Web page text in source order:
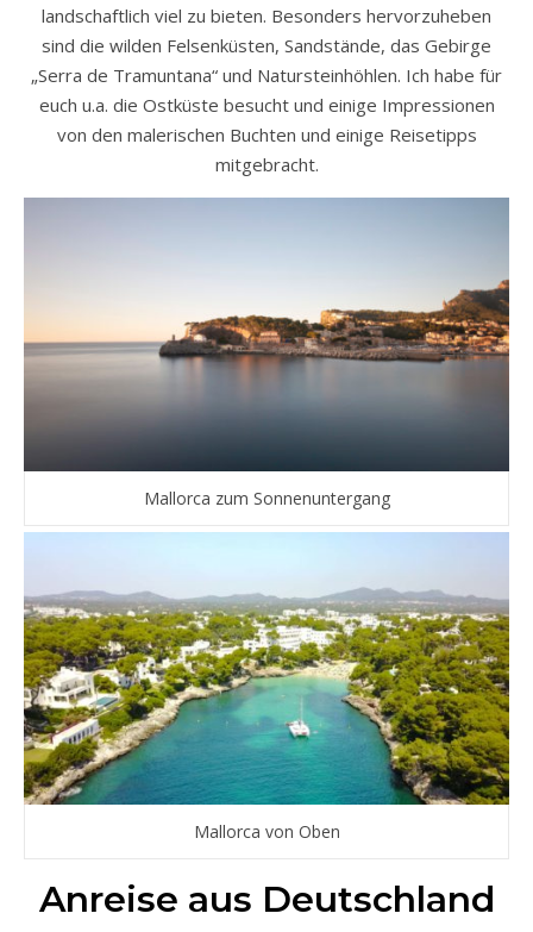
landschaftlich viel zu bieten. Besonders hervorzuheben
sind die wilden Felsenküsten, Sandstände, das Gebirge
„Serra de Tramuntana“ und Natursteinhöhlen. Ich habe für
euch u.a. die Ostküste besucht und einige Impressionen
von den malerischen Buchten und einige Reisetipps
mitgebracht.
Mallorca zum Sonnenuntergang
Mallorca von Oben
Anreise aus Deutschland